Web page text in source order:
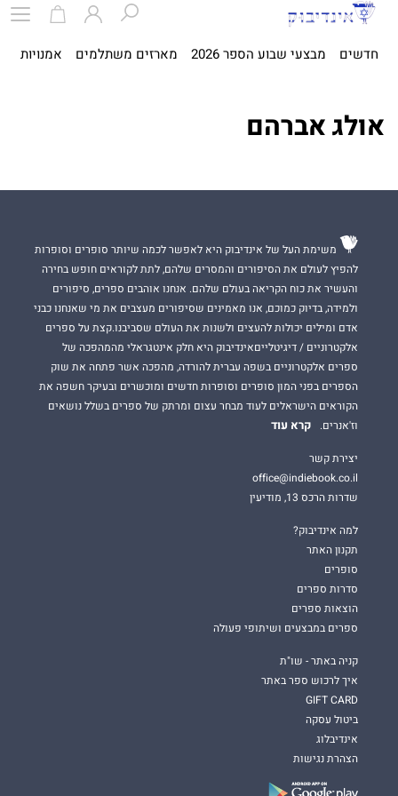
חדשים מבצעי שבוע הספר 2026 מארזים משתלמים אמנויות
אולג אברהם
משימת העל של אינדיבוק היא לאפשר לכמה שיותר סופרים וסופרות
להפיץ לעולם את הסיפורים והמסרים שלהם, לתת לקוראים חופש בחירה
והעשיר את כוח הקריאה בעולם שלהם. אנחנו אוהבים ספרים, סיפורים
ולמידה, בדיוק כמוכם, אנו מאמינים שסיפורים מעצבים את מי שאנחנו כבני
אדם ומילים יכולות להעצים ולשנות את העולם שסביבנו.קצת על ספרים
אלקטרוניים / דיגיטלייםאינדיבוק היא חלק אינטגראלי מהמהפכה של
ספרים אלקטרוניים בשפה עברית להורדה, מהפכה אשר פתחה את שוק
הספרים בפני המון סופרים וסופרות חדשים ומוכשרים ובעיקר חשפה את
הקוראים הישראלים לעוד מבחר עצום ומרתק של ספרים בשלל נושאים
וז'אנרים.
קרא עוד
יצירת קשר
office@indiebook.co.il
שדרות הרכס 13, מודיעין
למה אינדיבוק?
תקנון האתר
סופרים
סדרות ספרים
הוצאות ספרים
ספרים במבצעים ושיתופי פעולה
קניה באתר - שו"ת
איך לרכוש ספר באתר
GIFT CARD
ביטול עסקה
אינדיבלוג
הצהרת נגישות